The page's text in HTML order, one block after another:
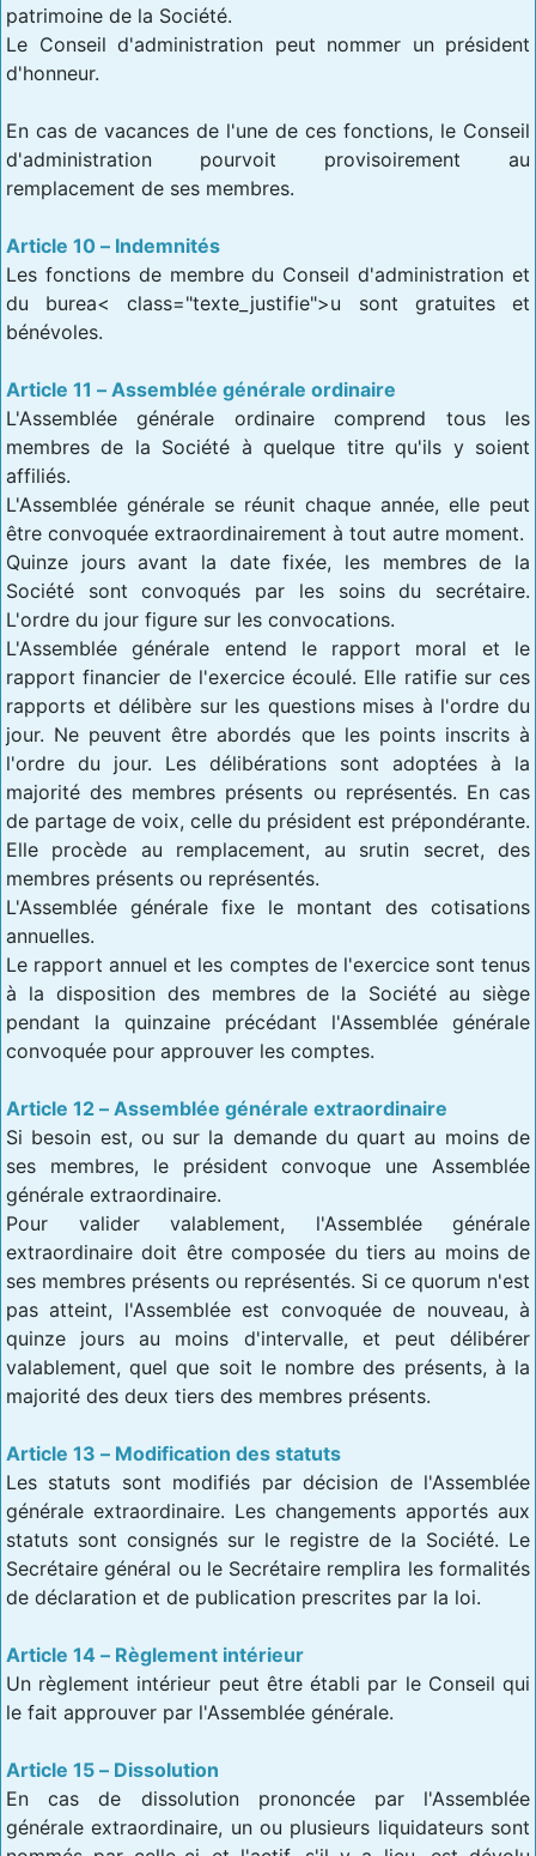
patrimoine de la Société.
Le Conseil d'administration peut nommer un président
d'honneur.
En cas de vacances de l'une de ces fonctions, le Conseil
d'administration pourvoit provisoirement au
remplacement de ses membres.
Article 10 – Indemnités
Les fonctions de membre du Conseil d'administration et
du burea< class="texte_justifie">u sont gratuites et
bénévoles.
Article 11 – Assemblée générale ordinaire
L'Assemblée générale ordinaire comprend tous les
membres de la Société à quelque titre qu'ils y soient
affiliés.
L'Assemblée générale se réunit chaque année, elle peut
être convoquée extraordinairement à tout autre moment.
Quinze jours avant la date fixée, les membres de la
Société sont convoqués par les soins du secrétaire.
L'ordre du jour figure sur les convocations.
L'Assemblée générale entend le rapport moral et le
rapport financier de l'exercice écoulé. Elle ratifie sur ces
rapports et délibère sur les questions mises à l'ordre du
jour. Ne peuvent être abordés que les points inscrits à
l'ordre du jour. Les délibérations sont adoptées à la
majorité des membres présents ou représentés. En cas
de partage de voix, celle du président est prépondérante.
Elle procède au remplacement, au srutin secret, des
membres présents ou représentés.
L'Assemblée générale fixe le montant des cotisations
annuelles.
Le rapport annuel et les comptes de l'exercice sont tenus
à la disposition des membres de la Société au siège
pendant la quinzaine précédant l'Assemblée générale
convoquée pour approuver les comptes.
Article 12 – Assemblée générale extraordinaire
Si besoin est, ou sur la demande du quart au moins de
ses membres, le président convoque une Assemblée
générale extraordinaire.
Pour valider valablement, l'Assemblée générale
extraordinaire doit être composée du tiers au moins de
ses membres présents ou représentés. Si ce quorum n'est
pas atteint, l'Assemblée est convoquée de nouveau, à
quinze jours au moins d'intervalle, et peut délibérer
valablement, quel que soit le nombre des présents, à la
majorité des deux tiers des membres présents.
Article 13 – Modification des statuts
Les statuts sont modifiés par décision de l'Assemblée
générale extraordinaire. Les changements apportés aux
statuts sont consignés sur le registre de la Société. Le
Secrétaire général ou le Secrétaire remplira les formalités
de déclaration et de publication prescrites par la loi.
Article 14 – Règlement intérieur
Un règlement intérieur peut être établi par le Conseil qui
le fait approuver par l'Assemblée générale.
Article 15 – Dissolution
En cas de dissolution prononcée par l'Assemblée
générale extraordinaire, un ou plusieurs liquidateurs sont